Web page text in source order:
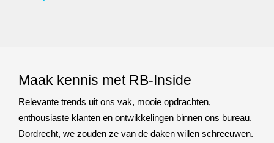
Maak kennis met RB-Inside
Relevante trends uit ons vak, mooie opdrachten,
enthousiaste klanten en ontwikkelingen binnen ons bureau.
Dordrecht, we zouden ze van de daken willen schreeuwen.